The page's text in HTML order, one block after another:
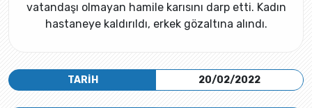
vatandaşı olmayan hamile karısını darp etti. Kadın
hastaneye kaldırıldı, erkek gözaltına alındı.
TARİH 20/02/2022